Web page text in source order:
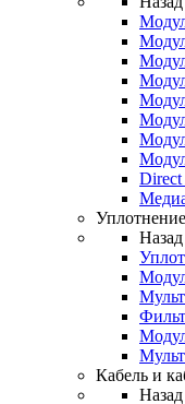
Direct
Назад
Кабель и
Назад